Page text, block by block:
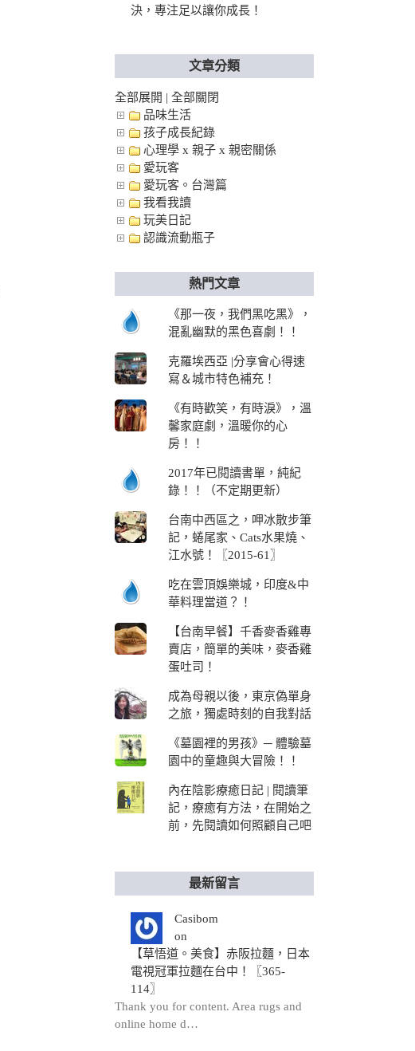
決，專注足以讓你成長！
文章分類
全部展開 | 全部關閉
品味生活
孩子成長紀錄
心理學 x 親子 x 親密關係
愛玩客
愛玩客。台灣篇
我看我讀
玩美日記
認識流動瓶子
熱門文章
《那一夜，我們黑吃黑》，
混亂幽默的黑色喜劇！！
克羅埃西亞 |分享會心得速
寫＆城市特色補充！
《有時歡笑，有時淚》，溫
馨家庭劇，溫暖你的心
房！！
2017年已閱讀書單，純紀
錄！！（不定期更新）
台南中西區之，呷冰散步筆
記，蜷尾家、Cats水果燒、
江水號！〖2015-61〗
吃在雲頂娛樂城，印度&中
華料理當道？！
【台南早餐】千香麥香雞專
賣店，簡單的美味，麥香雞
蛋吐司！
成為母親以後，東京偽單身
之旅，獨處時刻的自我對話
《墓園裡的男孩》─ 體驗墓
園中的童趣與大冒險！！
內在陰影療癒日記 | 閱讀筆
記，療癒有方法，在開始之
前，先閱讀如何照顧自己吧
最新留言
Casibom
on
【草悟道。美食】赤阪拉麵，日本
電視冠軍拉麵在台中！〖365-
114〗
Thank you for content. Area rugs and
online home d…